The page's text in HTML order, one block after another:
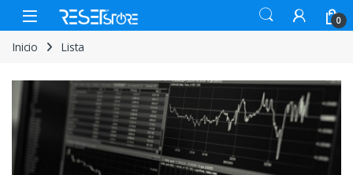
Skip to navigation
Skip to content
Open 0
Inicio Lista